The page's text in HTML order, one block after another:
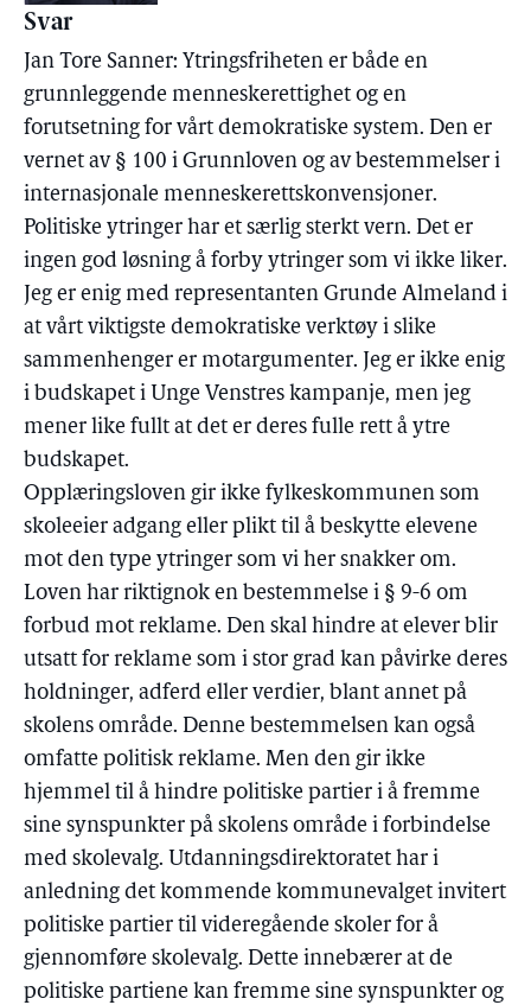
Svar
Jan Tore Sanner: Ytringsfriheten er både en
grunnleggende menneskerettighet og en
forutsetning for vårt demokratiske system. Den er
vernet av § 100 i Grunnloven og av bestemmelser i
internasjonale menneskerettskonvensjoner.
Politiske ytringer har et særlig sterkt vern. Det er
ingen god løsning å forby ytringer som vi ikke liker.
Jeg er enig med representanten Grunde Almeland i
at vårt viktigste demokratiske verktøy i slike
sammenhenger er motargumenter. Jeg er ikke enig
i budskapet i Unge Venstres kampanje, men jeg
mener like fullt at det er deres fulle rett å ytre
budskapet.
Opplæringsloven gir ikke fylkeskommunen som
skoleeier adgang eller plikt til å beskytte elevene
mot den type ytringer som vi her snakker om.
Loven har riktignok en bestemmelse i § 9-6 om
forbud mot reklame. Den skal hindre at elever blir
utsatt for reklame som i stor grad kan påvirke deres
holdninger, adferd eller verdier, blant annet på
skolens område. Denne bestemmelsen kan også
omfatte politisk reklame. Men den gir ikke
hjemmel til å hindre politiske partier i å fremme
sine synspunkter på skolens område i forbindelse
med skolevalg. Utdanningsdirektoratet har i
anledning det kommende kommunevalget invitert
politiske partier til videregående skoler for å
gjennomføre skolevalg. Dette innebærer at de
politiske partiene kan fremme sine synspunkter og